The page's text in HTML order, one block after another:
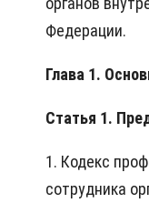
Федерации.
Глава 1.
Статья 1.
1. Кодекс
сотрудника